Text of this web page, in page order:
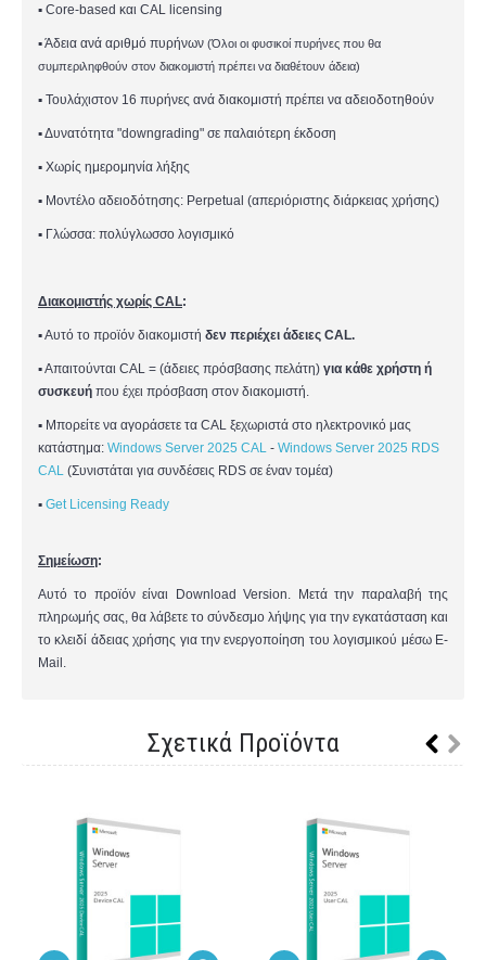
▪ Core-based και CAL licensing
▪Άδεια ανά αριθμό πυρήνων (Όλοι οι φυσικοί πυρήνες που θα
συμπεριληφθούν στον διακομιστή πρέπει να διαθέτουν άδεια)
▪ Τουλάχιστον 16 πυρήνες ανά διακομιστή πρέπει να αδειοδοτηθούν
▪Δυνατότητα "downgrading" σε παλαιότερη έκδοση
▪ Χωρίς ημερομηνία λήξης
▪ Μοντέλο αδειοδότησης: Perpetual (απεριόριστης διάρκειας χρήσης)
▪ Γλώσσα: πολύγλωσσο λογισμικό
Διακομιστής χωρίς CAL:
▪Αυτό το προϊόν διακομιστή δεν περιέχει άδειες CAL.
▪Απαιτούνται CAL = (άδειες πρόσβασης πελάτη) για κάθε χρήστη ή
συσκευή που έχει πρόσβαση στον διακομιστή.
▪ Μπορείτε να αγοράσετε τα CAL ξεχωριστά στο ηλεκτρονικό μας
κατάστημα: Windows Server 2025 CAL - Windows Server 2025 RDS
CAL (Συνιστάται για συνδέσεις RDS σε έναν τομέα)
▪ Get Licensing Ready
Σημείωση:
Αυτό το προϊόν είναι Download Version. Μετά την παραλαβή της
πληρωμής σας, θα λάβετε το σύνδεσμο λήψης για την εγκατάσταση και
το κλειδί άδειας χρήσης για την ενεργοποίηση του λογισμικού μέσω E-
Mail.
Σχετικά Προϊόντα